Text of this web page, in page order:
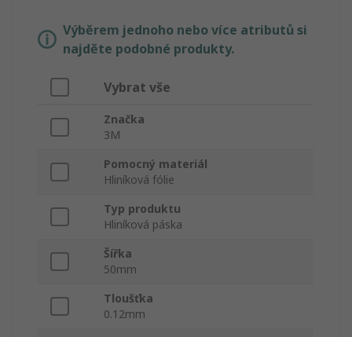
Výběrem jednoho nebo více atributů si
najděte podobné produkty.
Vybrat vše
Značka
3M
Pomocný materiál
Hliníková fólie
Typ produktu
Hliníková páska
Šířka
50mm
Tloušťka
0.12mm